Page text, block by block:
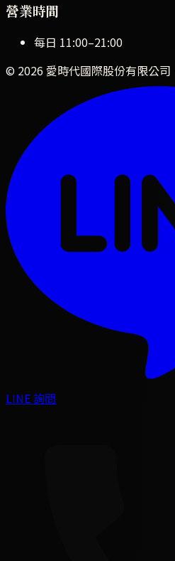
營業時間
每日 11:00–21:00
© 2026 愛時代國際股份有限公司
LINE 詢問